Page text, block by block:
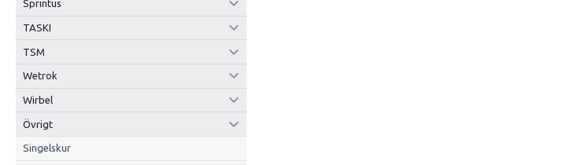
Sprintus
TASKI
TSM
Wetrok
Wirbel
Övrigt
Singelskur